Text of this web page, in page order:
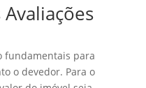
fundamentais para
o devedor. Para o